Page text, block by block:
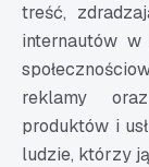
treść,
internautów
reklamy
produktów i
ludzie, którzy